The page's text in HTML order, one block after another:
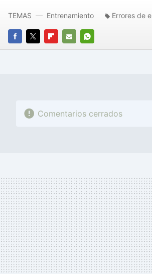
FACEBOOK
TWITTERFLIPBOARD
E-
WHATSAPP
TEMAS Entrenamiento Errores de
Comentarios cerrados